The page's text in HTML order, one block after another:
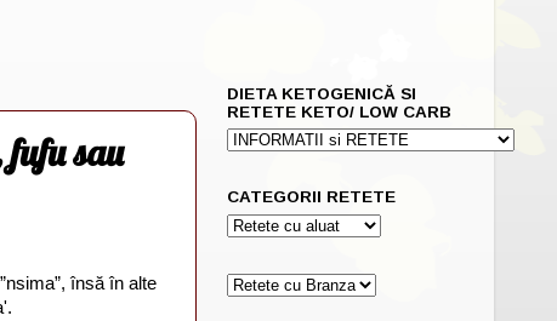
sau
însă în alte
DIETA KETOGENICĂ SI
RETETE KETO/ LOW CARB
CATEGORII RETETE